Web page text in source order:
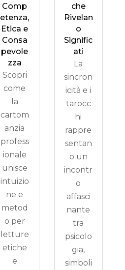
Comp
etenza,
Etica e
Consa
pevole
zza
Scopri
come
la
cartom
anzia
profess
ionale
unisce
intuizio
ne e
metod
o per
letture
etiche
e
che
Rivelan
o
Signific
ati
La
sincron
icità e i
tarocc
hi
rappre
sentan
o un
incontr
o
affasci
nante
tra
psicolo
gia,
simboli